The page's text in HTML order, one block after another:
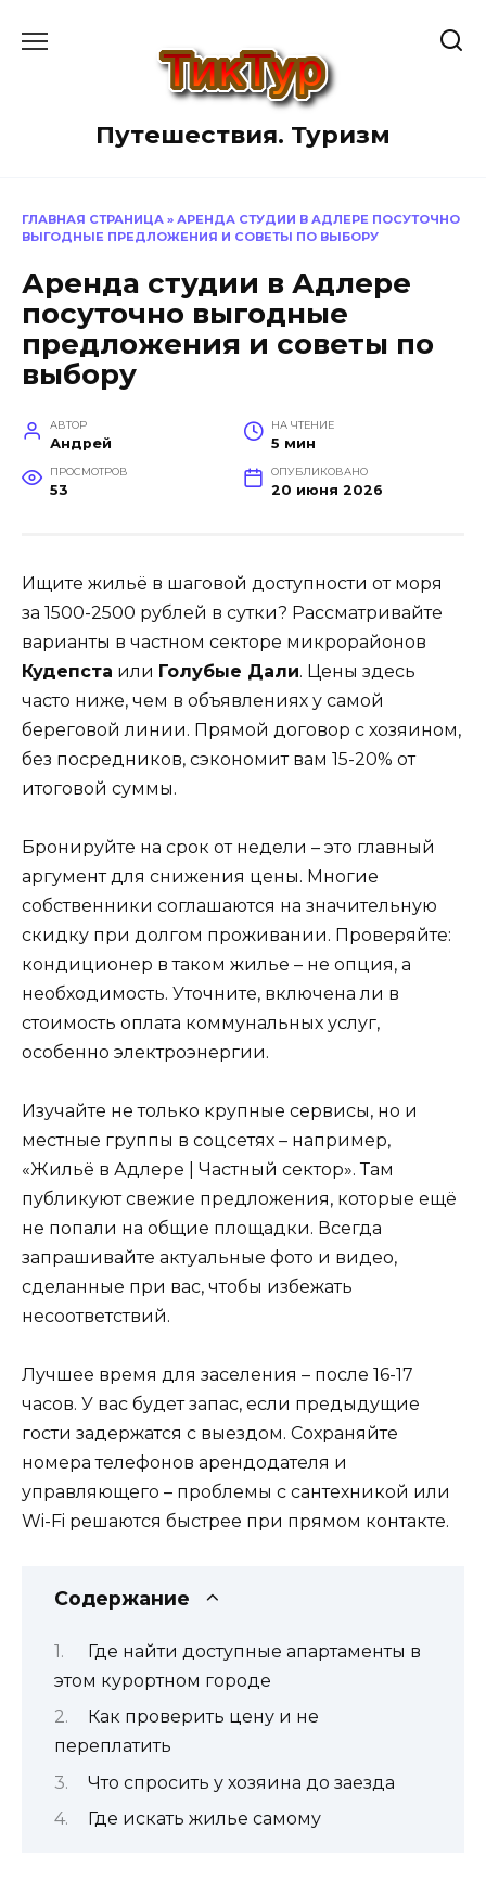
Путешествия. Туризм
ГЛАВНАЯ СТРАНИЦА » АРЕНДА СТУДИИ В АДЛЕРЕ ПОСУТОЧНО
ВЫГОДНЫЕ ПРЕДЛОЖЕНИЯ И СОВЕТЫ ПО ВЫБОРУ
Аренда студии в Адлере
посуточно выгодные
предложения и советы по
выбору
АВТОР
Андрей
НА ЧТЕНИЕ
5 мин
ПРОСМОТРОВ
53
ОПУБЛИКОВАНО
20 июня 2026
Ищите жильё в шаговой доступности от моря
за 1500-2500 рублей в сутки? Рассматривайте
варианты в частном секторе микрорайонов
Кудепста или Голубые Дали. Цены здесь
часто ниже, чем в объявлениях у самой
береговой линии. Прямой договор с хозяином,
без посредников, сэкономит вам 15-20% от
итоговой суммы.
Бронируйте на срок от недели – это главный
аргумент для снижения цены. Многие
собственники соглашаются на значительную
скидку при долгом проживании. Проверяйте:
кондиционер в таком жилье – не опция, а
необходимость. Уточните, включена ли в
стоимость оплата коммунальных услуг,
особенно электроэнергии.
Изучайте не только крупные сервисы, но и
местные группы в соцсетях – например,
«Жильё в Адлере | Частный сектор». Там
публикуют свежие предложения, которые ещё
не попали на общие площадки. Всегда
запрашивайте актуальные фото и видео,
сделанные при вас, чтобы избежать
несоответствий.
Лучшее время для заселения – после 16-17
часов. У вас будет запас, если предыдущие
гости задержатся с выездом. Сохраняйте
номера телефонов арендодателя и
управляющего – проблемы с сантехникой или
Wi-Fi решаются быстрее при прямом контакте.
Содержание
Где найти доступные апартаменты в
этом курортном городе
Как проверить цену и не
переплатить
Что спросить у хозяина до заезда
Где искать жилье самому